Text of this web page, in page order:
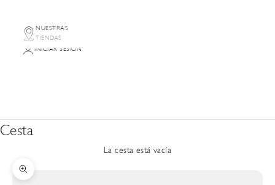
NUESTRAS
TIENDAS
INICIAR SESIÓN
Cesta
La cesta está vacía
Zoom